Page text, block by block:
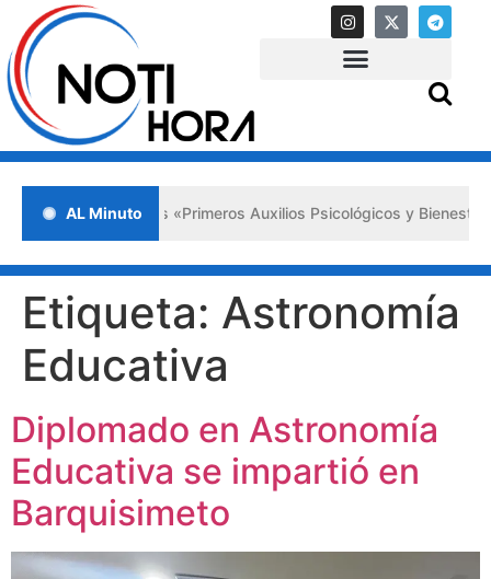
AL Minuto
en Lara impulsa los «Primeros Auxilios Psicológicos y Bienestar
Etiqueta: Astronomía
Educativa
Diplomado en Astronomía
Educativa se impartió en
Barquisimeto